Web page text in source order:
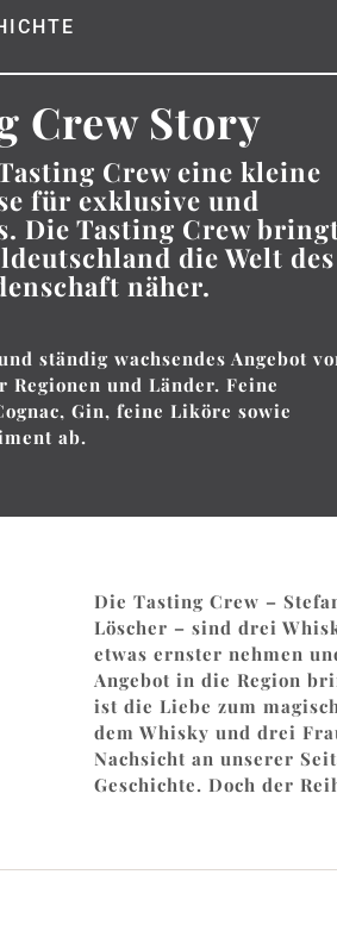
Crew Story
Crew eine kleine
für exklusive und
Die Tasting Crew
die Welt des
näher.
ständig wachsendes Angebot
und Länder. Feine
Gin, feine Liköre sowie
ab.
Die Tasting Crew –
Löscher – sind drei
etwas ernster nehmen
Angebot in die Region
ist die Liebe zum
dem Whisky und drei
Nachsicht an unserer
Geschichte. Doch der